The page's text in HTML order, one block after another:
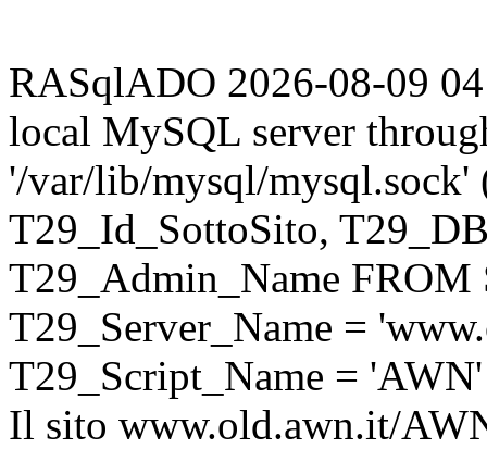
RASqlADO 2026-08-09
local MySQL server
'/var/lib/mysql/mysql.sock'
T29_Id_SottoSito,
T29_Admin_Name
T29_Server_Name =
T29_Script_Name = 'AWN'
Il sito www.old.awn.it/